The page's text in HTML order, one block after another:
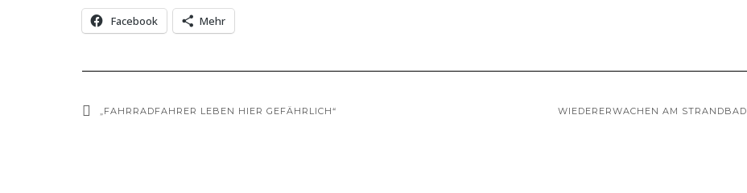
Facebook Mehr
„FAHRRADFAHRER LEBEN HIER GEFÄHRLICH“ WIEDERERWACHEN AM STRANDBAD